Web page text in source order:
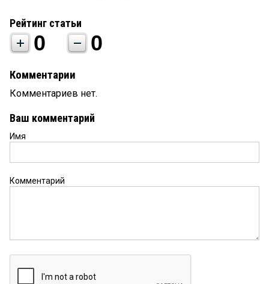
Рейтинг статьи
0 0
Комментарии
Комментариев нет.
Ваш комментарий
Имя
Комментарий